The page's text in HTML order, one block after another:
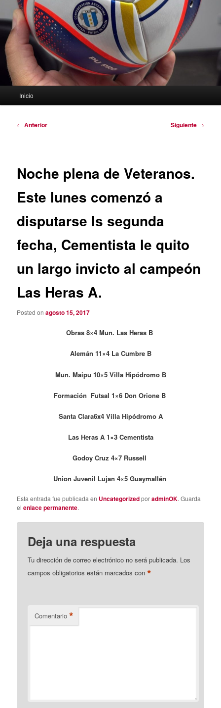
Inicio
Navegación
← Anterior Siguiente →
Noche plena de Veteranos.
Este lunes comenzó a
disputarse ls segunda
fecha, Cementista le quito
un largo invicto al campeón
Las Heras A.
Posted onagosto 15, 2017
Obras 8×4 Mun. Las Heras B
Alemán 11×4 La Cumbre B
Mun. Maipu 10×5 Villa Hipódromo B
Formación Futsal 1×6 Don Orione B
Santa Clara6x4 Villa Hipódromo A
Las Heras A 1×3 Cementista
Godoy Cruz 4×7 Russell
Union Juvenil Lujan 4×5 Guaymallén
Esta entrada fue publicada en UncategorizedporadminOK. Guarda
elenlace permanente.
Deja una respuesta
Tu dirección de correo electrónico no será publicada. Los
campos obligatorios están marcados con*
Comentario *